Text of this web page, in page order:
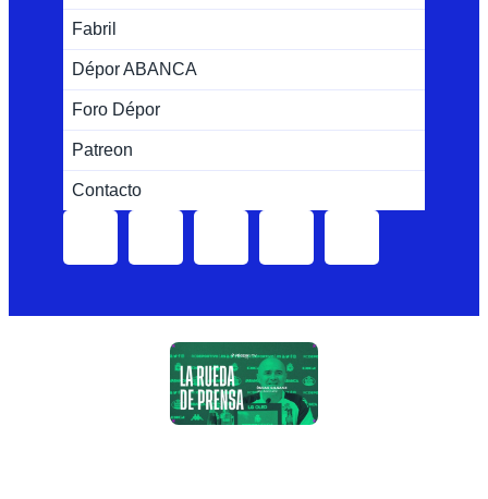
Fabril
Dépor ABANCA
Foro Dépor
Patreon
Contacto